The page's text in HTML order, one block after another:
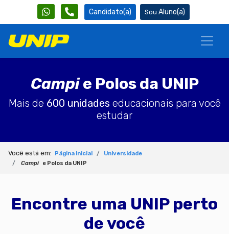
Candidato(a) Aluno(a)
Campie Polos da UNIP
Mais de 600 unidades educacionais para você
estudar
Você está em: Página inicial
Universidade
Campi
e Polos da UNIP
Encontre uma UNIP perto
de você